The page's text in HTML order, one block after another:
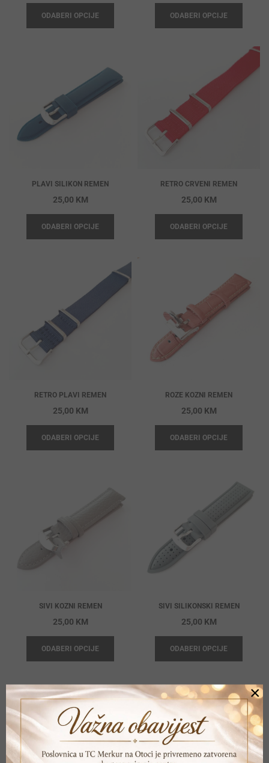
ODABERI OPCIJE ODABERI OPCIJE
PLAVI SILIKON REMEN
25,00 KM
ODABERI OPCIJE
RETRO CRVENI REMEN
25,00 KM
ODABERI OPCIJE
RETRO PLAVI REMEN
25,00 KM
ODABERI OPCIJE
ROZE KOZNI REMEN
25,00 KM
ODABERI OPCIJE
SIVI KOZNI REMEN
25,00 KM
ODABERI OPCIJE
SIVI SILIKONSKI REMEN
25,00 KM
ODABERI OPCIJE
×